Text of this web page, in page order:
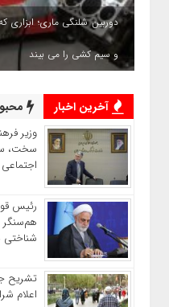
دوربین شلنگی ماری؛
و سیم کشی را می بیند
آخرین اخبار
وزیر
سخت،
رئیس
هم‌سنگر
تشریح
اعلام